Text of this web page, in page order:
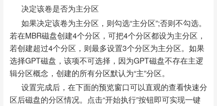
决定该卷是否为主分区
如果决定该卷为主分区，则勾选“主分区”;否则不勾选。
若在MBR磁盘创建4个分区，可把4个分区都设为主分区，
若创建超过4个分区，则最多设置3个分区为主分区。如果
选择GPT磁盘，该项不可选择，因为GPT磁盘不存在主逻
辑分区概念，创建的所有分区默认为“主”分区。
设置完成后，在下面的预览窗口可以直观的查看快速分
区后磁盘的分区情况。点击“开始执行”按钮即可实现一键